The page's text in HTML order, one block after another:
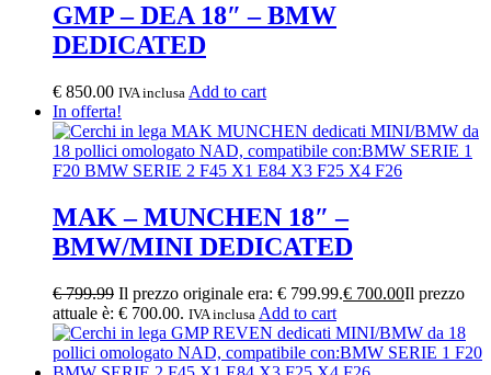
GMP – DEA 18″ – BMW
DEDICATED
€ 850.00 IVA inclusa Add to cart
In offerta!
MAK – MUNCHEN 18″ –
BMW/MINI DEDICATED
€799.99 Il prezzo originale era: € 799.99.€ 700.00Il prezzo
attuale è: € 700.00. IVA inclusa Add to cart